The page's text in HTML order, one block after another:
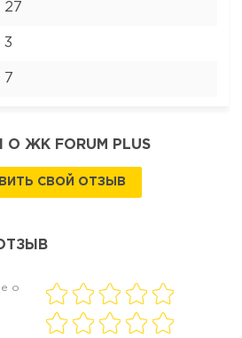
27
3
7
ЖК FORUM PLUS
СВОЙ ОТЗЫВ
о